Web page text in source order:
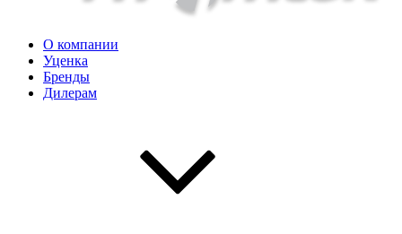
О компании
Уценка
Бренды
Дилерам